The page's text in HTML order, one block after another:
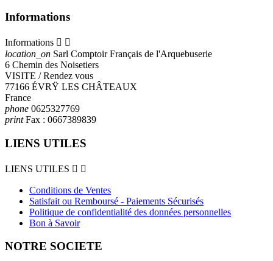
Informations
Informations  
location_on Sarl Comptoir Français de l'Arquebuserie
6 Chemin des Noisetiers
VISITE / Rendez vous
77166 ÉVRŸ LES CHÂTEAUX
France
phone 0625327769
printFax : 0667389839
LIENS UTILES
LIENS UTILES  
Conditions de Ventes
Satisfait ou Remboursé - Paiements Sécurisés
Politique de confidentialité des données personnelles
Bon à Savoir
NOTRE SOCIETE